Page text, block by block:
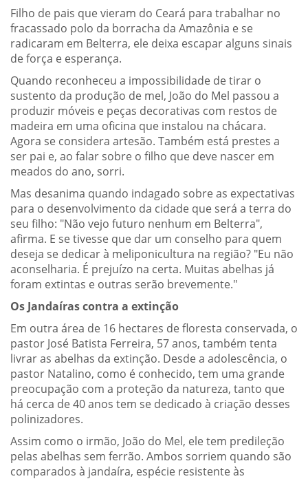
Filho de pais que vieram do Ceará para trabalhar no
fracassado polo da borracha da Amazônia e se
radicaram em Belterra, ele deixa escapar alguns sinais
de força e esperança.
Quando reconheceu a impossibilidade de tirar o
sustento da produção de mel, João do Mel passou a
produzir móveis e peças decorativas com restos de
madeira em uma oficina que instalou na chácara.
Agora se considera artesão. Também está prestes a
ser pai e, ao falar sobre o filho que deve nascer em
meados do ano, sorri.
Mas desanima quando indagado sobre as expectativas
para o desenvolvimento da cidade que será a terra do
seu filho: "Não vejo futuro nenhum em Belterra",
afirma. E se tivesse que dar um conselho para quem
deseja se dedicar à meliponicultura na região? "Eu não
aconselharia. É prejuízo na certa. Muitas abelhas já
foram extintas e outras serão brevemente."
Os Jandaíras contra a extinção
Em outra área de 16 hectares de floresta conservada, o
pastor José Batista Ferreira, 57 anos, também tenta
livrar as abelhas da extinção. Desde a adolescência, o
pastor Natalino, como é conhecido, tem uma grande
preocupação com a proteção da natureza, tanto que
há cerca de 40 anos tem se dedicado à criação desses
polinizadores.
Assim como o irmão, João do Mel, ele tem predileção
pelas abelhas sem ferrão. Ambos sorriem quando são
comparados à jandaíra, espécie resistente às